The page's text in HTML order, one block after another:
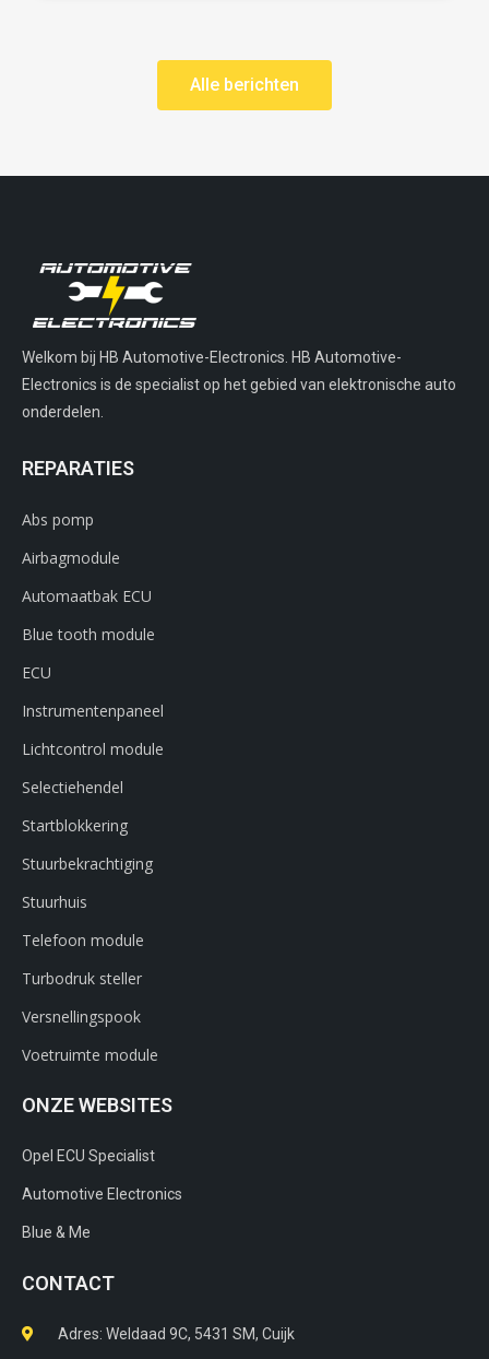
Alle berichten
Welkom bij HB Automotive-Electronics. HB Automotive-
Electronics is de specialist op het gebied van elektronische auto
onderdelen.
REPARATIES
Abs pomp
Airbagmodule
Automaatbak ECU
Blue tooth module
ECU
Instrumentenpaneel
Lichtcontrol module
Selectiehendel
Startblokkering
Stuurbekrachtiging
Stuurhuis
Telefoon module
Turbodruk steller
Versnellingspook
Voetruimte module
ONZE WEBSITES
Opel ECU Specialist
Automotive Electronics
Blue & Me
CONTACT
Adres: Weldaad 9C, 5431 SM, Cuijk​